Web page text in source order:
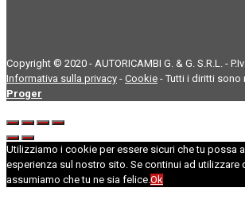
Copyright © 2020 - AUTORICAMBI G. & G. S.R.L. -
Informativa sulla privacy - Cookie - Tutti i diritti sono
Proger
Utilizziamo i cookie per essere sicuri che tu possa
esperienza sul nostro sito. Se continui ad utilizzare
assumiamo che tu ne sia felice.Ok